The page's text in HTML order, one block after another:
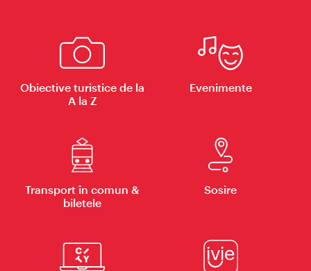
Obiective turistice de la
A la Z
Evenimente
Transport în comun &
biletele
Sosire